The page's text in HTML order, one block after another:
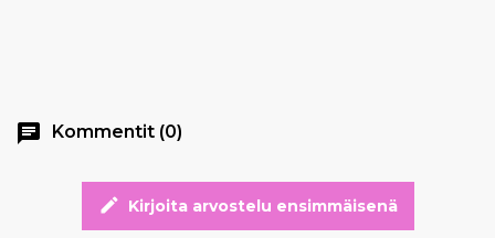
chat Kommentit (0)
edit Kirjoita arvostelu ensimmäisenä